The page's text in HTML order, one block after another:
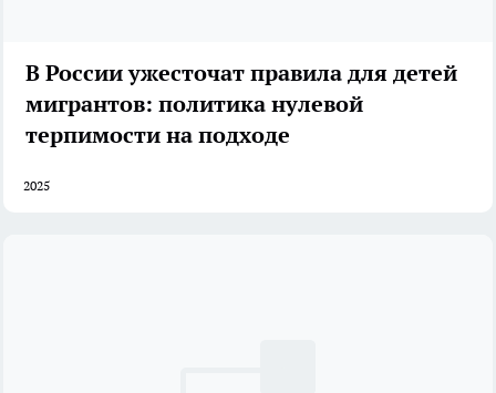
В России ужесточат правила для детей
мигрантов: политика нулевой
терпимости на подходе
2025